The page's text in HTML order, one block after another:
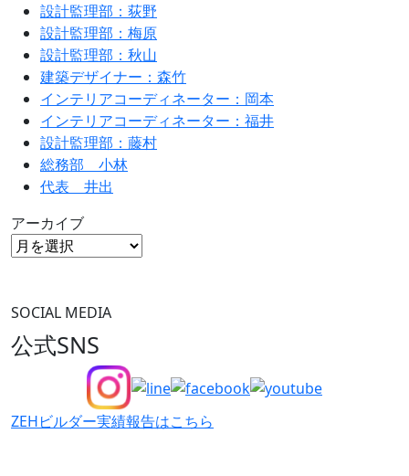
設計監理部：荻野
設計監理部：梅原
設計監理部：秋山
建築デザイナー：森竹
インテリアコーディネーター：岡本
インテリアコーディネーター：福井
設計監理部：藤村
総務部 小林
代表 井出
アーカイブ
SOCIAL MEDIA
公式SNS
ZEHビルダー実績報告はこちら